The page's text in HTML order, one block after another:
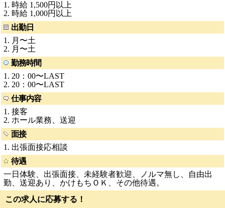
1. 時給 1,500円以上
2. 時給 1,000円以上
出勤日
1. 月〜土
2. 月〜土
勤務時間
1. 20：00〜LAST
2. 20：00〜LAST
仕事内容
1. 接客
2. ホール業務、送迎
面接
1. 出張面接応相談
待遇
一日体験、出張面接、未経験者歓迎、ノルマ無し、自由出
勤、送迎あり、かけもちＯＫ、その他待遇。
この求人に応募する！